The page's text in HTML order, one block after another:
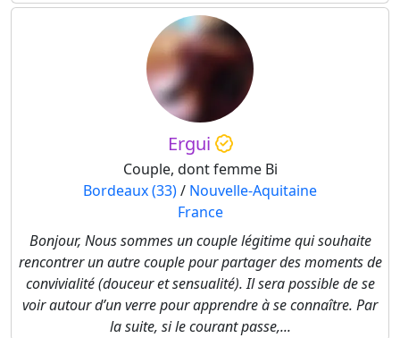
Ergui
Couple, dont femme Bi
Bordeaux (33)/ Nouvelle-Aquitaine
France
Bonjour, Nous sommes un couple légitime qui souhaite
rencontrer un autre couple pour partager des moments de
convivialité (douceur et sensualité). Il sera possible de se
voir autour d’un verre pour apprendre à se connaître. Par
la suite, si le courant passe,...